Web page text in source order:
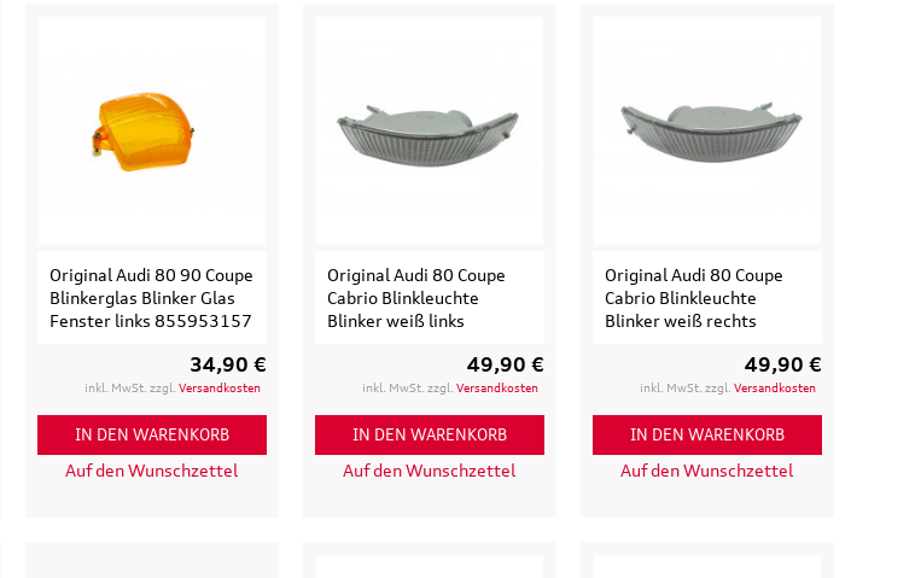
Original Audi 80 90 Coupe
Blinkerglas Blinker Glas
Fenster links 855953157
34,90 €
inkl. MwSt. zzgl. Versandkosten
IN DEN WARENKORB
Auf den Wunschzettel
Original Audi 80 Coupe
Cabrio Blinkleuchte
Blinker weiß links
49,90 €
inkl. MwSt. zzgl. Versandkosten
IN DEN WARENKORB
Auf den Wunschzettel
Original Audi 80 Coupe
Cabrio Blinkleuchte
Blinker weiß rechts
49,90 €
inkl. MwSt. zzgl. Versandkosten
IN DEN WARENKORB
Auf den Wunschzettel
103,90 € 97,50 €
inkl. MwSt. zzgl.Versandkosten
IN DEN WARENKORB
inkl. MwSt. zzgl.Versandkosten
IN DEN WARENKORB